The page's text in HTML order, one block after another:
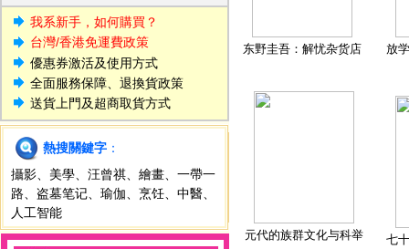
我系新手，如何購買？
台灣/香港免運費政策
優惠券激活及使用方式
全面服務保障、退換貨政策
送貨上門及超商取貨方式
熱搜關鍵字 ：
攝影
美學 汪曾祺 繪畫
一帶一
路
盗墓笔记 瑜伽 烹饪 中醫
人工智能
东野圭吾：解忧杂货店 放
元代的族群文化与科举 七